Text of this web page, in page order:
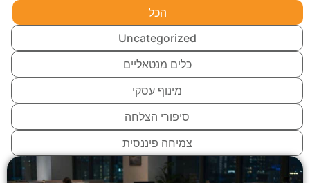
Uncategorized
כלים מנטאליים
מינוף עסקי
סיפורי הצלחה
צמיחה פיננסית
הכל